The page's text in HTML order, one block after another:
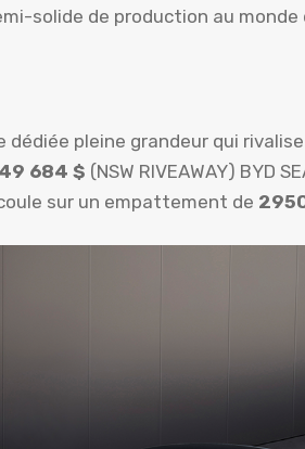
solide de production au monde
dédiée pleine grandeur qui
49 684 $ (NSW RIVEAWAY) BYD
sur un empattement de